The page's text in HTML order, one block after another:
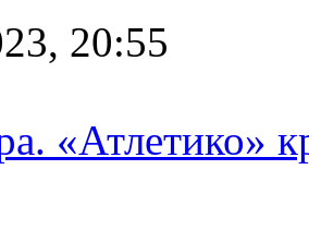
20:55
«Атлетико»